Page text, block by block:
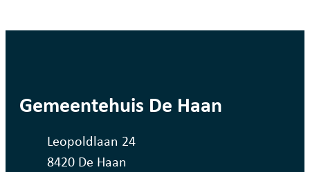
contact
Gemeentehuis De Haan
AdresLeopoldlaan 24
,8420 De Haan